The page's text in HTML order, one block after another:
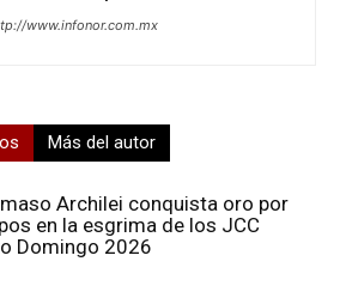
www.infonor.com.mx
Más del autor
Archilei conquista oro por
en la esgrima de los JCC
Domingo 2026